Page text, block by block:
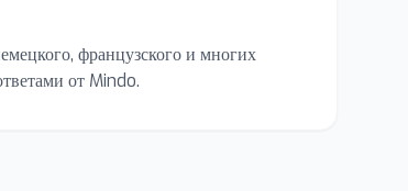
французского и многих
от Mindo.